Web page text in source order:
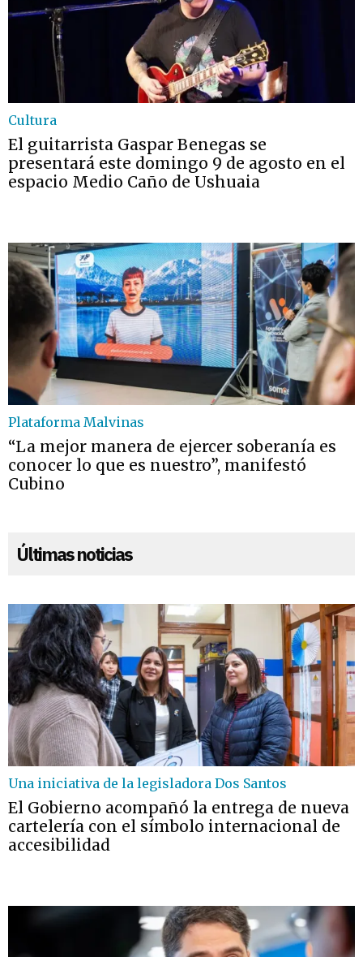
Cultura
El guitarrista Gaspar Benegas se
presentará este domingo 9 de agosto en el
espacio Medio Caño de Ushuaia
Plataforma Malvinas
“La mejor manera de ejercer soberanía es
conocer lo que es nuestro”, manifestó
Cubino
Últimas noticias
Una iniciativa de la legisladora Dos Santos
El Gobierno acompañó la entrega de nueva
cartelería con el símbolo internacional de
accesibilidad